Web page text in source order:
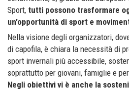
Sport, tutti possono trasformare
un’opportunità di sport e
Nella visione degli organizzatori,
di capofila, è chiara la necessità di
sport invernali più accessibile,
soprattutto per giovani, famiglie e
Negli obiettivi vi è anche la